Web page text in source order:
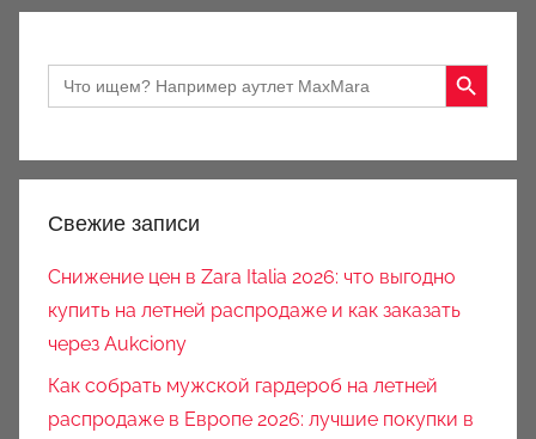
Search
for:
Search Button
Свежие записи
Снижение цен в Zara Italia 2026: что выгодно
купить на летней распродаже и как заказать
через Aukciony
Как собрать мужской гардероб на летней
распродаже в Европе 2026: лучшие покупки в